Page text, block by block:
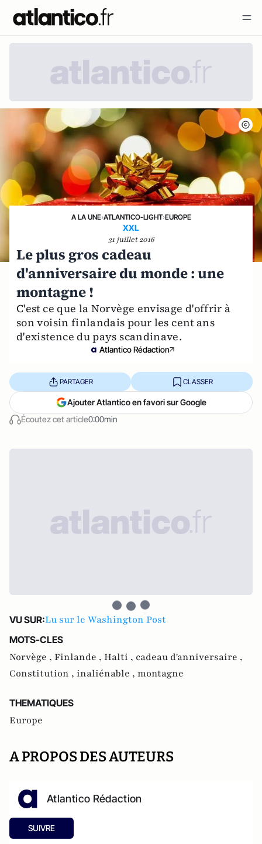
A LA UNE›ATLANTICO-LIGHT›EUROPE
XXL
31 juillet 2016
Le plus gros cadeau
d'anniversaire du monde : une
montagne !
C'est ce que la Norvège envisage d'offrir à
son voisin finlandais pour les cent ans
d'existence du pays scandinave.
Atlantico Rédaction
Écoutez cet article0:00min
PARTAGER CLASSER
Ajouter Atlantico en favori sur Google
VU SUR:Lu sur le Washington Post
MOTS-CLES
Norvège , Finlande , Halti , cadeau d'anniversaire ,
Constitution , inaliénable , montagne
THEMATIQUES
Europe
A PROPOS DES AUTEURS
Atlantico Rédaction
SUIVRE